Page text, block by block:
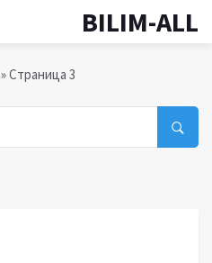
BILIM-ALL
» Страница 3